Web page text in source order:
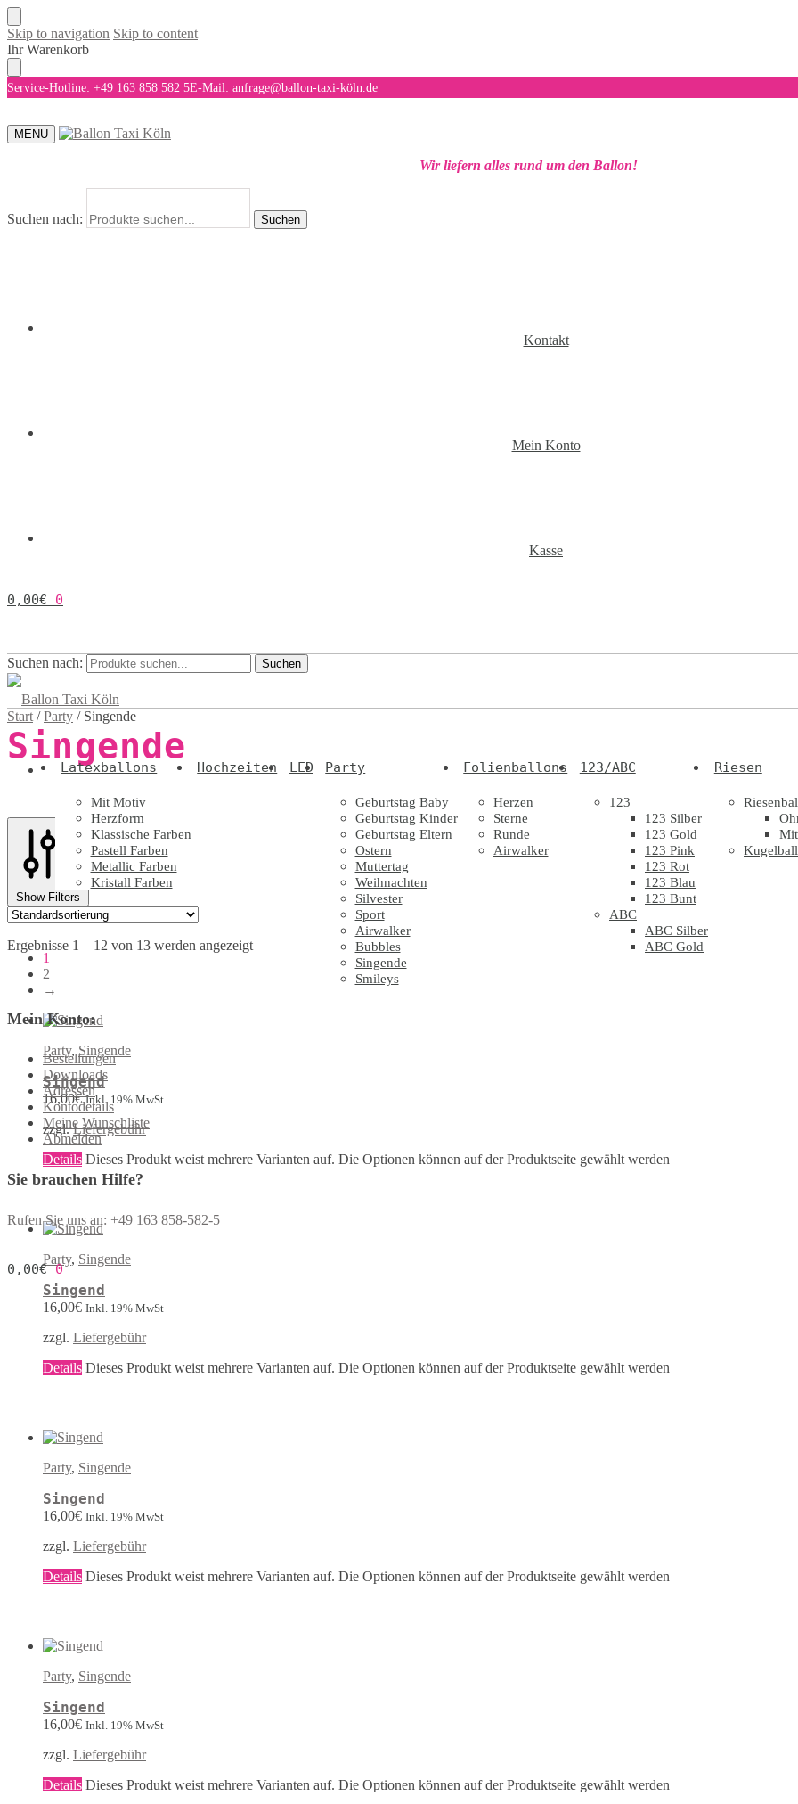
Skip to navigation Skip to content
Ihr Warenkorb
Service-Hotline: +49 163 858 582 5E-Mail: anfrage@ballon-taxi-köln.de
MENU
Wir liefern alles rund um den Ballon!
Suchen nach: Suchen
Kontakt
Mein Konto
Kasse
0,00€ 0
Suchen nach: Suchen
Latexballons
Mit Motiv
Herzform
Klassische Farben
Pastell Farben
Metallic Farben
Kristall Farben
Hochzeiten LED Party
Geburtstag Baby
Geburtstag Kinder
Geburtstag Eltern
Ostern
Muttertag
Weihnachten
Silvester
Sport
Airwalker
Bubbles
Singende
Smileys
Folienballons
Herzen
Sterne
Runde
Airwalker
123/ABC
123
123 Silber
123 Gold
123 Pink
123 Rot
123 Blau
123 Bunt
ABC
ABC Silber
ABC Gold
Riesen
Mein Konto:
Bestellungen
Downloads
Adressen
Kontodetails
Meine Wunschliste
Abmelden
Sie brauchen Hilfe?
Rufen Sie uns an: +49 163 858-582-5
0,00€ 0
Start /Party / Singende
Singende
Show Filters
Ergebnisse 1 – 12 von 13 werden angezeigt
1
2
→
Party,Singende
Singend
16,00€ Inkl. 19% MwSt
zzgl.Liefergebühr
Details Dieses Produkt weist mehrere Varianten auf. Die Optionen können auf der Produktseite gewählt werden
Party, Singende
Singend
16,00€ Inkl. 19% MwSt
zzgl. Liefergebühr
Details Dieses Produkt weist mehrere Varianten auf. Die Optionen können auf der Produktseite gewählt werden
Party, Singende
Singend
16,00€ Inkl. 19% MwSt
zzgl. Liefergebühr
Details Dieses Produkt weist mehrere Varianten auf. Die Optionen können auf der Produktseite gewählt werden
Party, Singende
Singend
16,00€ Inkl. 19% MwSt
zzgl. Liefergebühr
Details Dieses Produkt weist mehrere Varianten auf. Die Optionen können auf der Produktseite gewählt werden